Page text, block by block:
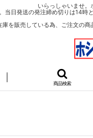
いらっしゃいませ。
日発送の発注締め切りは14
を販売している為、ご注文の
商品検索